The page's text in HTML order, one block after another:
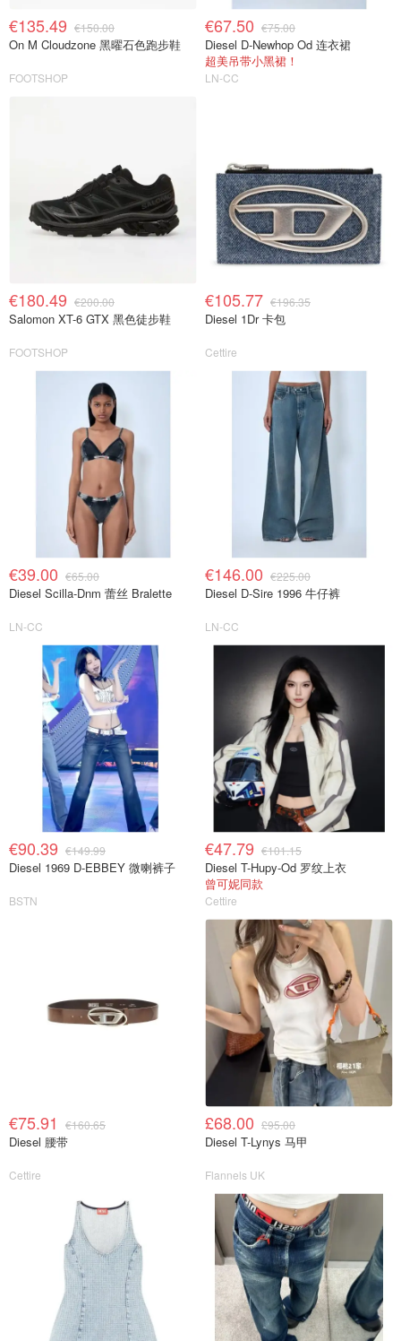
€135.49 €150.00
On M Cloudzone 黑曜石色跑步鞋
FOOTSHOP
€67.50 €75.00
Diesel D-Newhop Od 连衣裙
超美吊带小黑裙！
LN-CC
€180.49 €200.00
Salomon XT-6 GTX 黑色徒步鞋
FOOTSHOP
€105.77 €196.35
Diesel 1Dr 卡包
Cettire
€39.00 €65.00
Diesel Scilla-Dnm 蕾丝 Bralette
LN-CC
€146.00 €225.00
Diesel D-Sire 1996 牛仔裤
LN-CC
€90.39 €149.99
Diesel 1969 D-EBBEY 微喇裤子
BSTN
€47.79 €101.15
Diesel T-Hupy-Od 罗纹上衣
曾可妮同款
Cettire
€75.91 €160.65
Diesel 腰带
Cettire
£68.00 £95.00
Diesel T-Lynys 马甲
Flannels UK